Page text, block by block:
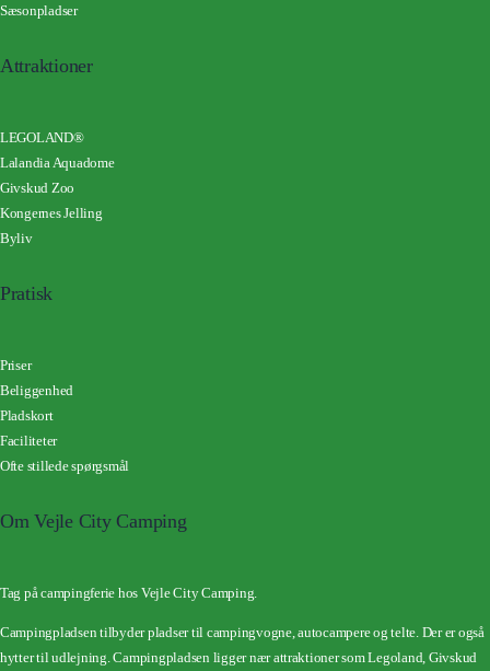
Sæsonpladser
Attraktioner
LEGOLAND®
Lalandia Aquadome
Givskud Zoo
Kongernes Jelling
Byliv
Pratisk
Priser
Beliggenhed
Pladskort
Faciliteter
Ofte stillede spørgsmål
Om Vejle City Camping
Tag på campingferie hos Vejle City Camping.
Campingpladsen tilbyder pladser til campingvogne, autocampere og telte. Der er også
hytter til udlejning.Campingpladsen ligger nær attraktioner som Legoland, Givskud